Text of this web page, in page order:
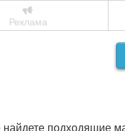
Реклама
подходящие